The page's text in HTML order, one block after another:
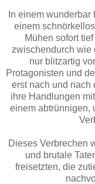
In einem
einem
Mühen sofort
zwischendurch wie
nur blitzartig
Protagonisten und
erst nach und nach
ihre Handlungen
einem abtrünnigen,
Dieses Verbrechen
und brutale
freisetzten, die